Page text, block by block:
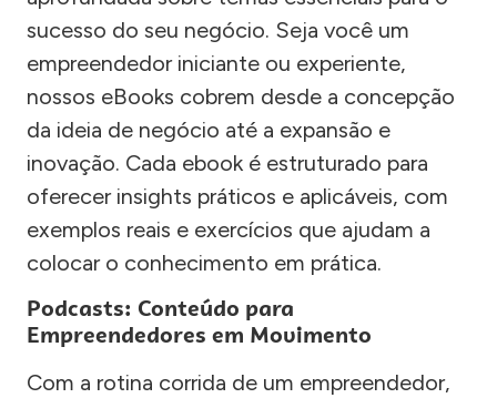
sucesso do seu negócio. Seja você um
empreendedor iniciante ou experiente,
nossos eBooks cobrem desde a concepção
da ideia de negócio até a expansão e
inovação. Cada ebook é estruturado para
oferecer insights práticos e aplicáveis, com
exemplos reais e exercícios que ajudam a
colocar o conhecimento em prática.
Podcasts: Conteúdo para
Empreendedores em Movimento
Com a rotina corrida de um empreendedor,